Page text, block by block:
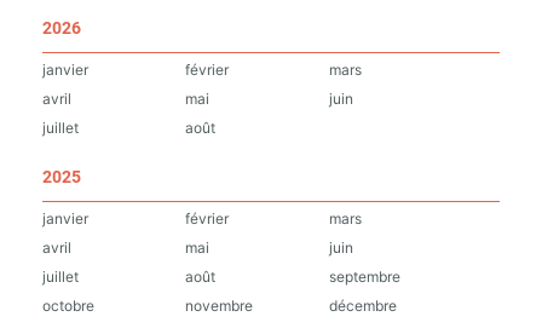
2026
janvier février
mars
avril
mai
juin
juillet
août
2025
janvier février
mars
avril
mai
juin
juillet
août
septembre
octobre
novembre décembre